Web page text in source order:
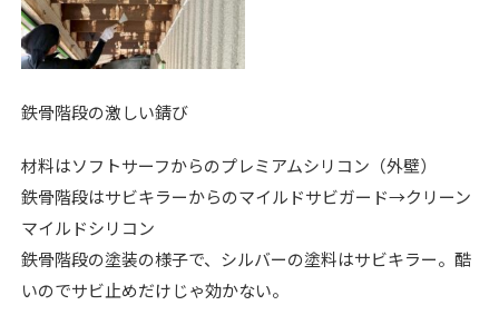
鉄骨階段の激しい錆び
材料はソフトサーフからのプレミアムシリコン（外壁）
鉄骨階段はサビキラーからのマイルドサビガード→クリーン
マイルドシリコン
鉄骨階段の塗装の様子で、シルバーの塗料はサビキラー。酷
いのでサビ止めだけじゃ効かない。